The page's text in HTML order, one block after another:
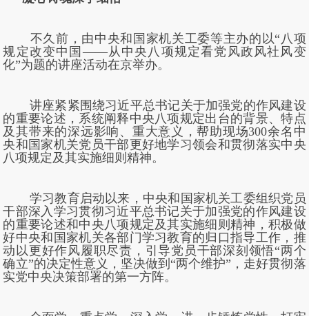
不久前，由中央和国家机关工委等主办的以“八项
规定改变中国——从中央八项规定看党风政风社风变
化”为题的讲座活动在京举办。
讲座紧紧围绕习近平总书记关于加强党的作风建设
的重要论述，系统阐释中央八项规定出台的背景、特点
及其带来的深远影响、重大意义，帮助现场300余名中
央和国家机关党员干部更好地学习领会和贯彻落实中央
八项规定及其实施细则精神。
学习教育启动以来，中央和国家机关工委组织党员
干部深入学习贯彻习近平总书记关于加强党的作风建设
的重要论述和中央八项规定及其实施细则精神，积极做
好中央和国家机关各部门学习教育的归口指导工作，推
动以更好作风履职尽责，引导党员干部深刻领悟“两个
确立”的决定性意义，坚决做到“两个维护”，走好贯彻落
实党中央决策部署的第一方阵。